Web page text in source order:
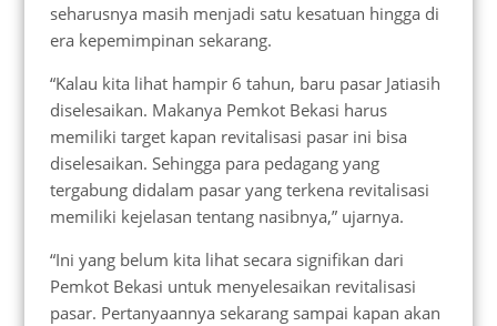
seharusnya masih menjadi satu kesatuan hingga di
era kepemimpinan sekarang.
“Kalau kita lihat hampir 6 tahun, baru pasar Jatiasih
diselesaikan. Makanya Pemkot Bekasi harus
memiliki target kapan revitalisasi pasar ini bisa
diselesaikan. Sehingga para pedagang yang
tergabung didalam pasar yang terkena revitalisasi
memiliki kejelasan tentang nasibnya,” ujarnya.
“Ini yang belum kita lihat secara signifikan dari
Pemkot Bekasi untuk menyelesaikan revitalisasi
pasar. Pertanyaannya sekarang sampai kapan akan